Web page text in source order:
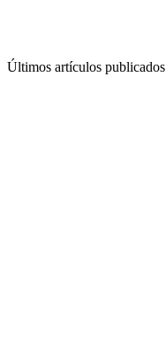
Últimos artículos publicados